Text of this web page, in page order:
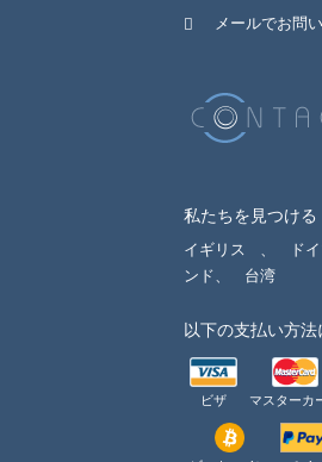
メールでお問
私たちを見つける
イギリス 、
ド
ンド、
台湾
以下の支払い方
ビザ マスターカ